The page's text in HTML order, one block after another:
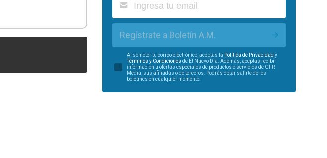
Regístrate a Boletín A.M.
Al someter tu correo electrónico, aceptas la Política de Privacidad y
Términos y Condiciones de El Nuevo Día. Además, aceptas recibir
información u ofertas especiales de productos o servicios de GFR
Media, sus afiliadas o de terceros. Podrás optar salirte de los
boletines en cualquier momento.